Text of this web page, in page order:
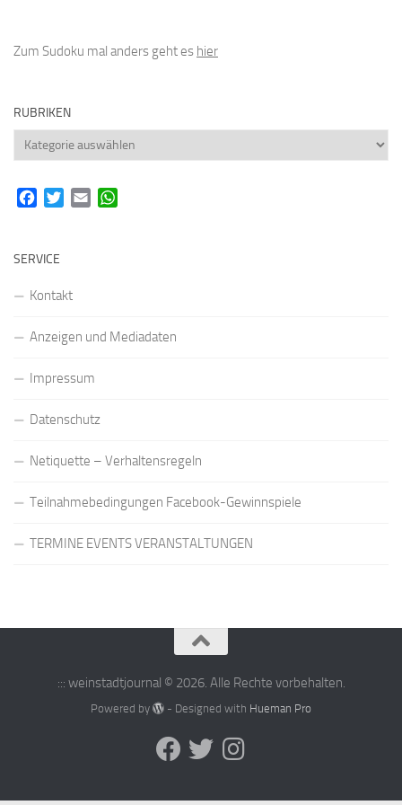
Zum Sudoku mal anders geht es hier
RUBRIKEN
Rubriken
FacebookTwitterEmail
SERVICE
Kontakt
Anzeigen und Mediadaten
Impressum
Datenschutz
Netiquette – Verhaltensregeln
Teilnahmebedingungen Facebook-Gewinnspiele
TERMINE EVENTS VERANSTALTUNGEN
::: weinstadtjournal © 2026. Alle Rechte vorbehalten.
Powered by - Designed with Hueman Pro